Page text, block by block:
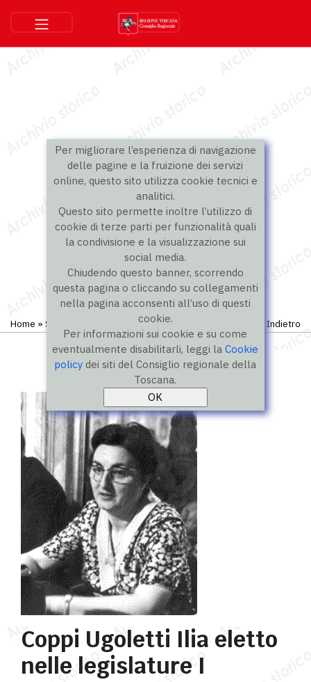
Per migliorare l’esperienza di navigazione
delle pagine e la fruizione dei servizi
online, questo sito utilizza cookie tecnici e
analitici.
Questo sito permette inoltre l’utilizzo di
cookie di terze parti per funzionalità quali
la condivisione e la visualizzazione sui
social media.
Chiudendo questo banner, scorrendo
questa pagina o cliccando su collegamenti
nella pagina acconsenti all’uso di questi
cookie.
Per informazioni sui cookie e su come
eventualmente disabilitarli, leggi laCookie
policy dei siti del Consiglio regionale della
Toscana.
Home » Storico »Consiglieri Indietro
Coppi Ugoletti Ilia eletto
nelle legislature I